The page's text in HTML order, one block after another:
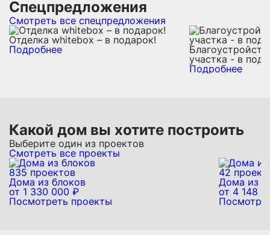
Спецпредложения
Смотреть все спецпредложения
Отделка whitebox – в подарок!
Подробнее
участка - в
Подробнее
Какой дом вы хотите построить
Выберите один из проектов
Смотреть все проекты
835 проектов
Дома из блоков
от 1 330 000 ₽
Посмотреть проекты
42
Дома из
от 4 148